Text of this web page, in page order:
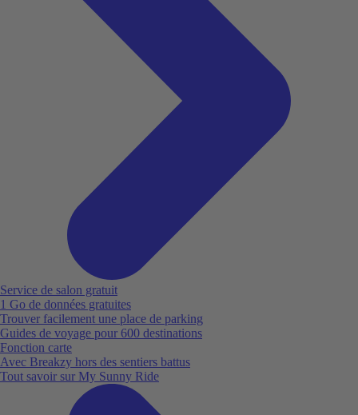
Service de salon gratuit
1 Go de données gratuites
Trouver facilement une place de parking
Guides de voyage pour 600 destinations
Fonction carte
Avec Breakzy hors des sentiers battus
Tout savoir sur My Sunny Ride